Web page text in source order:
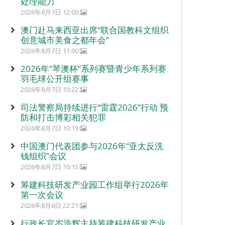
2026年8月7日 12:00
澳门赴马来西亚出席“联合国教科文组织
创意城市美食之都年会”
2026年8月7日 11:00
2026年“琴澳杯”系列赛暨青少年系列赛
羽毛球公开组赛事
2026年8月7日 10:22
司法警察局持续进行“雷霆2026”行动 预
防和打击博彩相关犯罪
2026年8月7日 10:19
中国澳门代表团参与2026年“亚太反洗
钱组织”会议
2026年8月7日 10:15
筹建科技研发产业园工作组举行2026年
第一次会议
2026年8月6日 22:21